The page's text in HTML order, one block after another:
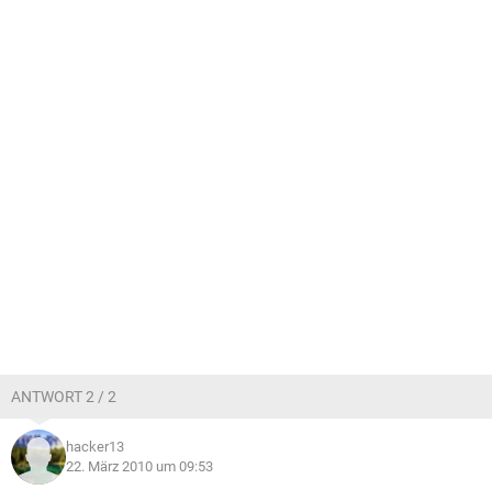
ANTWORT 2 / 2
hacker13
22. März 2010 um 09:53